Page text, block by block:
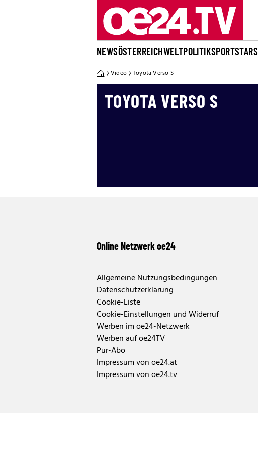
NEWSÖSTERREICHWELTPOLITIKSPORTSTARS
Video Toyota Verso S
TOYOTA VERSO S
Online Netzwerk oe24
Allgemeine Nutzungsbedingungen
Datenschutzerklärung
Cookie-Liste
Cookie-Einstellungen und Widerruf
Werben im oe24-Netzwerk
Werben auf oe24TV
Pur-Abo
Impressum von oe24.at
Impressum von oe24.tv